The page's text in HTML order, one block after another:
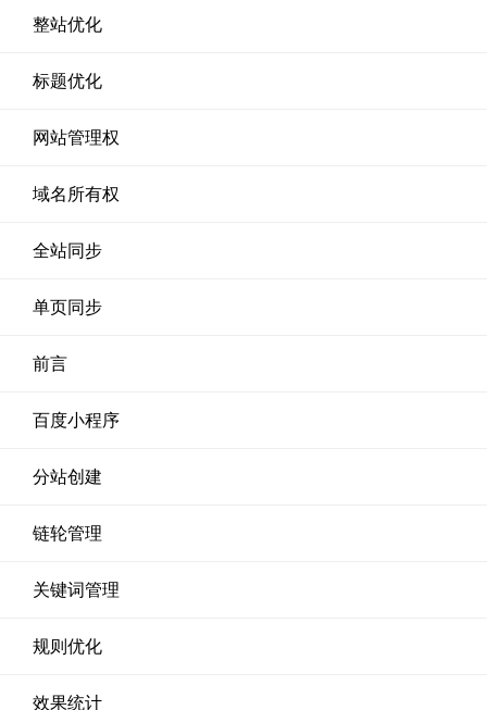
整站优化
标题优化
网站管理权
域名所有权
全站同步
单页同步
前言
百度小程序
分站创建
链轮管理
关键词管理
规则优化
效果统计